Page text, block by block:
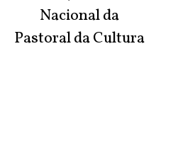
Nacional da
Pastoral da Cultura